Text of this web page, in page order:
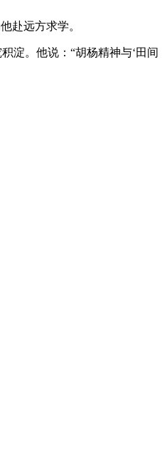
赴远方求学。
淀。他说：“胡杨精神与‘田间